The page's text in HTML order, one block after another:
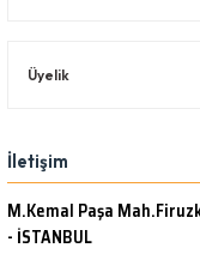
Üyelik
İletişim
M.Kemal Paşa
- İSTANBUL